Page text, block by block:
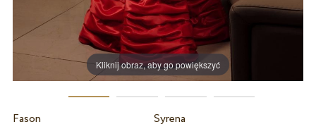
Kliknij obraz, aby go powiększyć
Fason
Syrena